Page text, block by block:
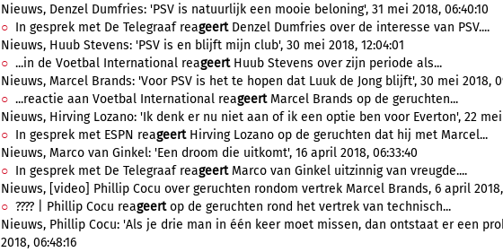
Nieuws, Denzel Dumfries: 'PSV is natuurlijk een mooie beloning', 31 mei 2018, 06:40:10
In gesprek met De Telegraaf reageertDenzel Dumfries over de interesse van PSV....
Nieuws, Huub Stevens: 'PSV is en blijft mijn club', 30 mei 2018, 12:04:01
...in de Voetbal International reageertHuub Stevens over zijn periode als...
Nieuws, Marcel Brands: 'Voor PSV is het te hopen dat Luuk de Jong blijft', 30 mei 2018,
...reactie aan Voetbal International reageertMarcel Brands op de geruchten...
Nieuws, Hirving Lozano: 'Ik denk er nu niet aan of ik een optie ben voor Everton', 22 mei
In gesprek met ESPN reageertHirving Lozano op de geruchten dat hij met Marcel...
Nieuws, Marco van Ginkel: 'Een droom die uitkomt', 16 april 2018, 06:33:40
In gesprek met De Telegraaf reageertMarco van Ginkel uitzinnig van vreugde....
Nieuws, [video] Phillip Cocu over geruchten rondom vertrek Marcel Brands, 6 april 2018,
???? | Phillip Cocu reageertop de geruchten rond het vertrek van technisch...
Nieuws, Phillip Cocu: 'Als je drie man in één keer moet missen, dan ontstaat er een
2018, 06:48:16